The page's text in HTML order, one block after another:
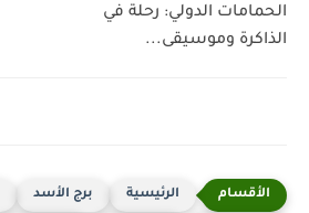
الحمامات الدولي: رحلة في
الذاكرة وموسيقى...
الرئيسية برج الأسد